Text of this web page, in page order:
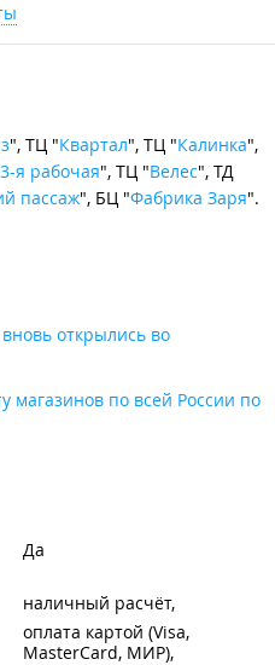
", ТЦ "Квартал", ТЦ "Калинка",
3-я рабочая", ТЦ "Велес", ТД
пассаж", БЦ "Фабрика Заря".
открылись во
магазинов по всей России по
Да
наличный расчёт
оплата картой (Visa,
MasterCard, МИР)